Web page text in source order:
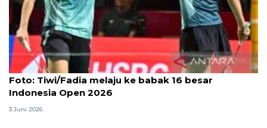
Foto
Foto: Tiwi/Fadia melaju ke babak 16 besar
Indonesia Open 2026
3 Juni 2026